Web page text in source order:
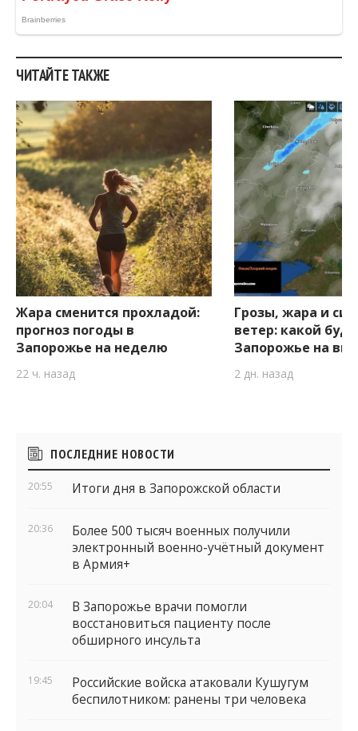
ЧИТАЙТЕ ТАКЖЕ
Жара сменится прохладой:
прогноз погоды в
Запорожье на неделю
22 ч. назад
Грозы, жара и
ветер: какой
Запорожье на
2 дн. назад
Боковые
виджеты
ПОСЛЕДНИЕ НОВОСТИ
20:55 Итоги дня в Запорожской области
20:36
Более 500 тысяч военных получили
электронный военно-учётный документ
в Армия+
20:04
В Запорожье врачи помогли
восстановиться пациенту после
обширного инсульта
19:45
Российские войска атаковали Кушугум
беспилотником: ранены три человека